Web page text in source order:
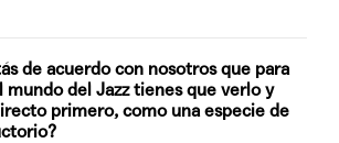
de acuerdo con nosotros que para
del Jazz tienes que verlo y
primero, como una especie de